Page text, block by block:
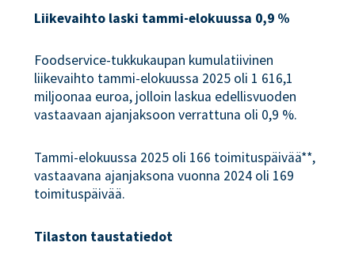
Liikevaihto laski tammi-elokuussa 0,9 %
Foodservice-tukkukaupan kumulatiivinen
liikevaihto tammi-elokuussa 2025 oli 1 616,1
miljoonaa euroa, jolloin laskua edellisvuoden
vastaavaan ajanjaksoon verrattuna oli 0,9 %.
Tammi-elokuussa 2025 oli 166 toimituspäivää**,
vastaavana ajanjaksona vuonna 2024 oli 169
toimituspäivää.
Tilaston taustatiedot